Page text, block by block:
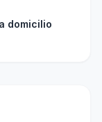
domicilio